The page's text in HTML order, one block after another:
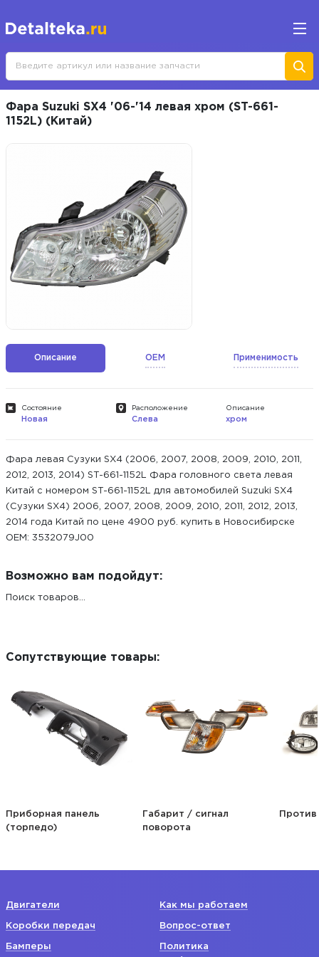
Фара Suzuki SX4 '06-'14 левая хром (ST-661-
1152L) (Китай)
Описание OEM Применимость
Состояние
Новая
Расположение
Слева
Описание
хром
Фара левая Сузуки SX4 (2006, 2007, 2008, 2009, 2010, 2011,
2012, 2013, 2014) ST-661-1152L Фара головного света левая
Китай с номером ST-661-1152L для автомобилей Suzuki SX4
(Сузуки SX4) 2006, 2007, 2008, 2009, 2010, 2011, 2012, 2013,
2014 года Китай по цене 4900 руб. купить в Новосибирске
ОЕМ: 3532079J00
Возможно вам подойдут:
Поиск товаров...
Сопутствующие товары:
Габарит / сигнал
поворота
Противотуманная фара
Двигатели
Коробки передач
Бамперы
Как мы работаем
Вопрос-ответ
Политика